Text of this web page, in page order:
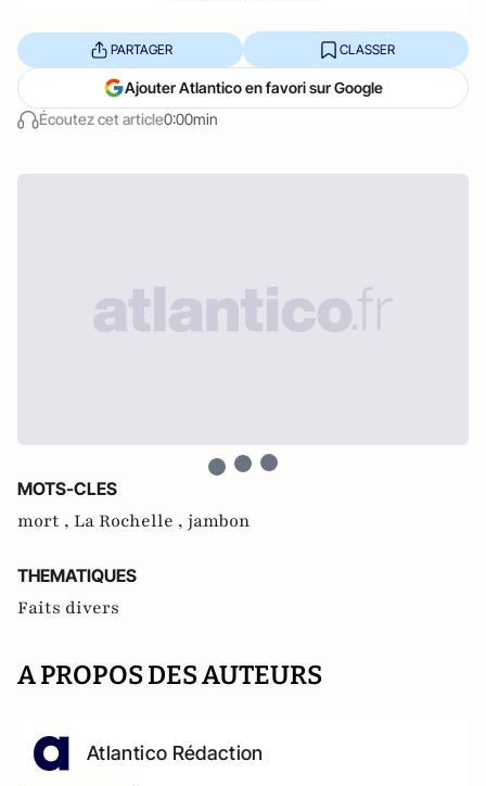
Écoutez cet article0:00min
PARTAGER CLASSER
Ajouter Atlantico en favori sur Google
MOTS-CLES
mort , La Rochelle , jambon
THEMATIQUES
Faits divers
A PROPOS DES AUTEURS
Atlantico Rédaction